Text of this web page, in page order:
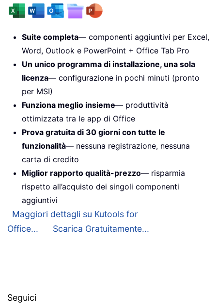
Suite completa— componenti aggiuntivi per Excel,
Word, Outlook e PowerPoint + Office Tab Pro
Un unico programma di installazione, una sola
licenza— configurazione in pochi minuti (pronto
per MSI)
Funziona meglio insieme— produttività
ottimizzata tra le app di Office
Prova gratuita di 30 giorni con tutte le
funzionalità— nessuna registrazione, nessuna
carta di credito
Miglior rapporto qualità-prezzo— risparmia
rispetto all’acquisto dei singoli componenti
aggiuntivi
Maggiori dettagli su Kutools for
Office...
Scarica Gratuitamente...
Seguici